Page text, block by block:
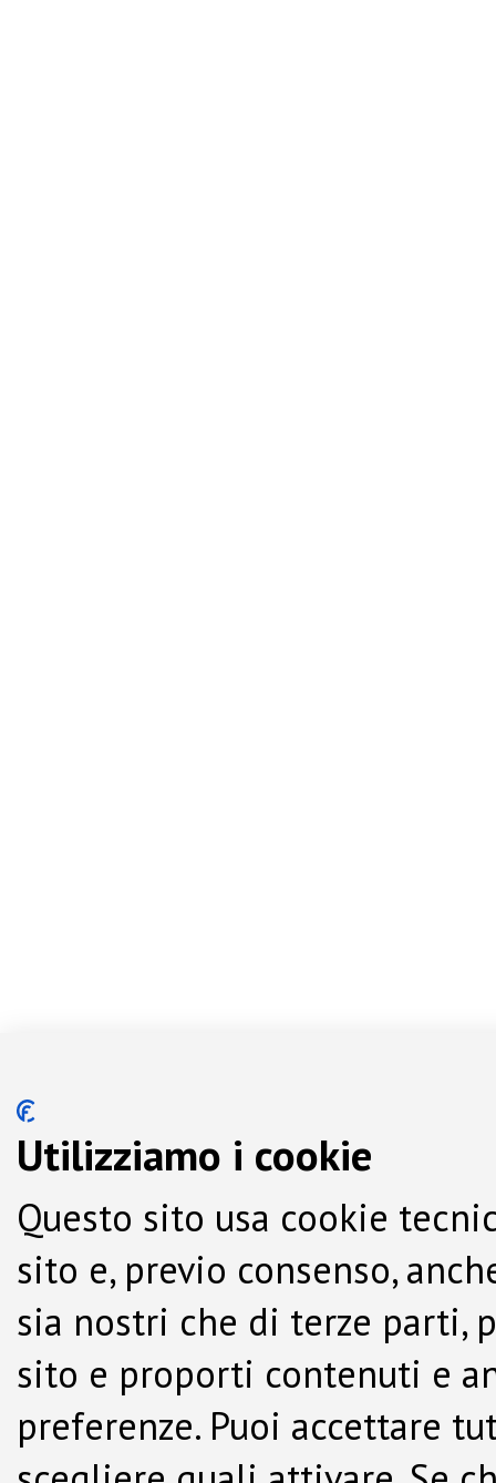
Utilizziamo i cookie
Questo sito usa cookie
sito e, previo consenso,
sia nostri che di terze parti,
sito e proporti contenuti e
preferenze. Puoi accettare